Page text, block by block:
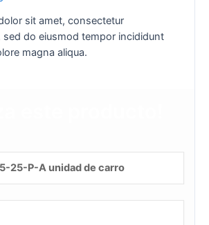
sit amet, consectetur
sed do eiusmod tempor incididunt
magna aliqua.